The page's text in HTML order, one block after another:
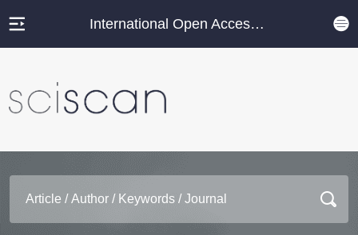
International Open Access Journal Platform